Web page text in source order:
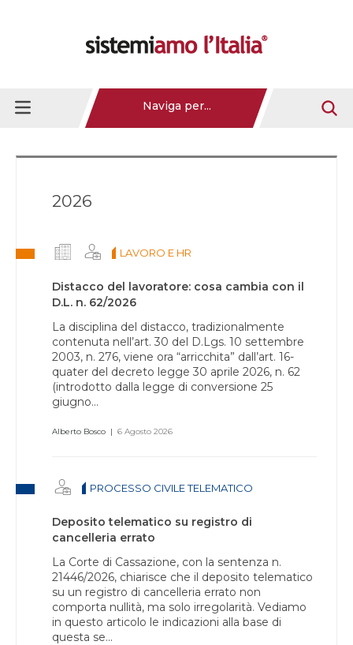
Naviga per...
2026
LAVORO E HR
Distacco del lavoratore: cosa cambia con il
D.L. n. 62/2026
La disciplina del distacco, tradizionalmente
contenuta nell’art. 30 del D.Lgs. 10 settembre
2003, n. 276, viene ora “arricchita” dall’art. 16-
quater del decreto legge 30 aprile 2026, n. 62
(introdotto dalla legge di conversione 25
giugno...
Alberto Bosco | 6 Agosto 2026
PROCESSO CIVILE TELEMATICO
Deposito telematico su registro di
cancelleria errato
La Corte di Cassazione, con la sentenza n.
21446/2026, chiarisce che il deposito telematico
su un registro di cancelleria errato non
comporta nullità, ma solo irregolarità. Vediamo
in questo articolo le indicazioni alla base di
questa se...